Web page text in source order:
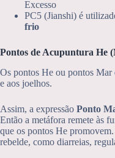
Excesso
PC5 (Jianshi) é
frio
Pontos de Acupuntura He
Os pontos He ou pontos Mar
e aos joelhos.
Assim, a expressão Ponto
Então a metáfora remete às
que os pontos He
rebelde, como diarreias,